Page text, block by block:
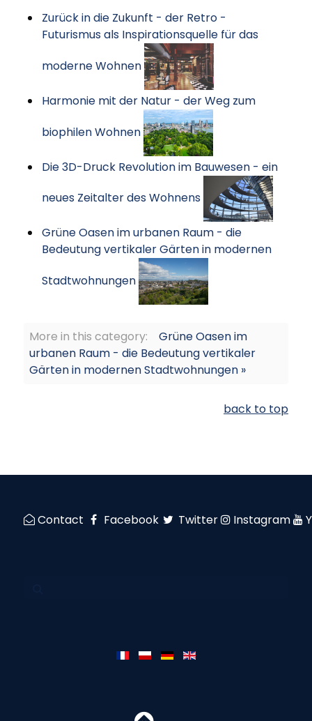
Zurück in die Zukunft - der Retro -
Futurismus als Inspirationsquelle für das
moderne Wohnen
Harmonie mit der Natur - der Weg zum
biophilen Wohnen
Die 3D-Druck Revolution im Bauwesen - ein
neues Zeitalter des Wohnens
Grüne Oasen im urbanen Raum - die
Bedeutung vertikaler Gärten in modernen
Stadtwohnungen
More in this category:
Grüne Oasen im
urbanen Raum - die Bedeutung vertikaler
Gärten in modernen Stadtwohnungen »
back to top
Contact Facebook Twitter Instagram